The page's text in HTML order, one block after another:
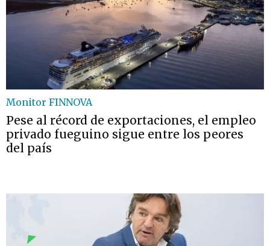
Monitor FINNOVA
Pese al récord de exportaciones, el empleo
privado fueguino sigue entre los peores
del país